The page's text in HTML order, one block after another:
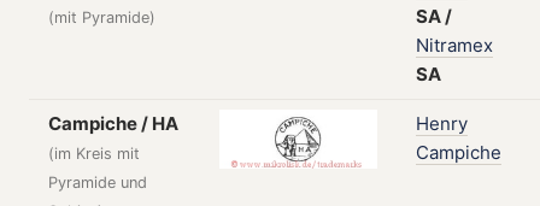
(mit Pyramide)
SA/
Nitramex
SA
Campiche / HA
(im Kreis mit
Pyramide und
Henry
Campiche